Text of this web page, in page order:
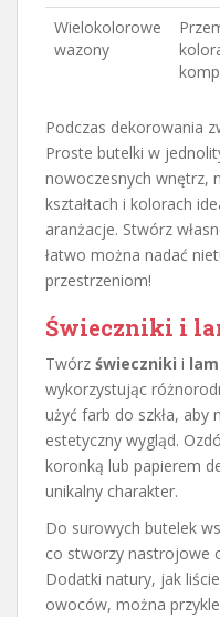
Wielokolorowe
wazony
Podczas dekorowania
Proste butelki w
nowoczesnych wnętrz,
kształtach i kolorach
aranżacje. Stwórz
łatwo można nadać
przestrzeniom!
Świeczniki i
Twórz świeczniki i
wykorzystując
użyć farb do szkła, aby
estetyczny wygląd.
koronką lub papierem
unikalny charakter.
Do surowych butelek
co stworzy nastrojowe
Dodatki natury, jak
owoców, można